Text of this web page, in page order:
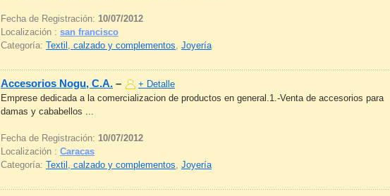
Fecha de Registración: 10/07/2012
Localización : san francisco
Categoría: Textil, calzado y complementos, Joyería
Accesorios Nogu, C.A. –
+ Detalle
Emprese dedicada a la comercializacion de productos en general.1.-Venta de accesorios para
damas y cababellos ...
Fecha de Registración: 10/07/2012
Localización : Caracas
Categoría: Textil, calzado y complementos, Joyería